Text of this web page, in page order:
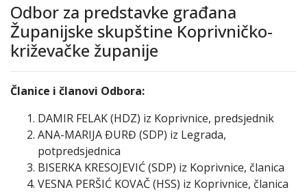
Odbor za predstavke građana
Županijske skupštine Koprivničko-
križevačke županije
Članice i članovi Odbora:
DAMIR FELAK (HDZ) iz Koprivnice, predsjednik
ANA-MARIJA ĐURĐ (SDP) iz Legrada,
potpredsjednica
BISERKA KRESOJEVIĆ (SDP) iz Koprivnice, članica
VESNA PERŠIĆ KOVAČ (HSS) iz Koprivnice, članica